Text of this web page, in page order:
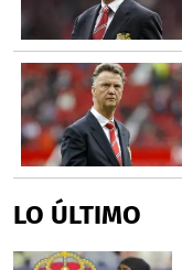
LO ÚLTIMO